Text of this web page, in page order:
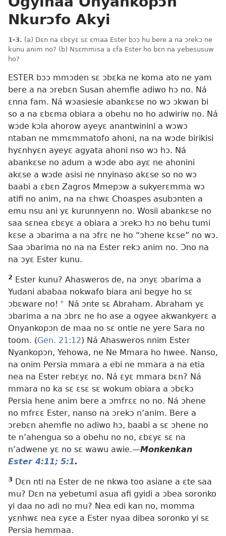
Nkurɔfo Akyi
1-3. (a) Dɛn na ɛbɛyɛ sɛ ɛmaa Ester bɔɔ hu bere a na ɔrekɔ ne
kunu anim no? (b) Nsɛmmisa a ɛfa Ester ho bɛn na yebesusuw
ho?
ESTER bɔɔ mmɔden sɛ ɔbɛka ne koma ato ne yam
bere a na ɔrebɛn Susan ahemfie adiwo hɔ no. Ná
ɛnna fam. Ná wɔasiesie abankɛse no wɔ ɔkwan bi
so a na ɛbɛma obiara a obehu no ho adwiriw no. Ná
wɔde kɔla ahorow ayeyɛ anantwinini a wɔwɔ
ntaban ne mmɛmmatofo ahoni, na na wɔde birikisi
hyɛnhyɛn ayeyɛ agyata ahoni nso wɔ hɔ. Ná
abankɛse no adum a wɔde abo ayɛ ne ahonini
akɛse a wɔde asisi ne nnyinaso akɛse so no wɔ
baabi a ɛbɛn Zagros Mmepɔw a sukyerɛmma wɔ
atifi no anim, na na ɛhwɛ Choaspes asubɔnten a
emu nsu ani yɛ kurunnyenn no. Wosii abankɛse no
saa sɛnea ɛbɛyɛ a obiara a ɔrekɔ hɔ no behu tumi
kɛse a ɔbarima a na ɔfrɛ ne ho “ɔhene kɛse” no wɔ.
Saa ɔbarima no na na Ester rekɔ anim no. Ɔno na
na ɔyɛ Ester kunu.
2 Ester kunu? Ahasweros de, na ɔnyɛ ɔbarima a
Yudani ababaa nokwafo biara ani begye ho sɛ
ɔbɛware no! a
Ná ɔnte sɛ Abraham. Abraham yɛ
ɔbarima a na ɔbrɛ ne ho ase a ogyee akwankyerɛ a
Onyankopɔn de maa no sɛ ontie ne yere Sara no
toom. (Gen. 21:12) Ná Ahasweros nnim Ester
Nyankopɔn, Yehowa, ne Ne Mmara ho hwee. Nanso,
na onim Persia mmara a ebi ne mmara a na etia
nea na Ester rebɛyɛ no. Ná ɛyɛ mmara bɛn? Ná
mmara no ka sɛ ɛsɛ sɛ wokum obiara a ɔbɛkɔ
Persia hene anim bere a ɔmfrɛɛ no no. Ná ɔhene
no mfrɛɛ Ester, nanso na ɔrekɔ n’anim. Bere a
ɔrebɛn ahemfie no adiwo hɔ, baabi a sɛ ɔhene no
te n’ahengua so a obehu no no, ɛbɛyɛ sɛ na
n’adwene yɛ no sɛ wawu awie.—Monkenkan
Ester 4:11; 5:1.
3 Dɛn nti na Ester de ne nkwa too asiane a ɛte saa
mu? Dɛn na yebetumi asua afi gyidi a ɔbea soronko
yi daa no adi no mu? Nea edi kan no, momma
yɛnhwɛ nea ɛyɛe a Ester nyaa dibea soronko yi sɛ
Persia hemmaa.